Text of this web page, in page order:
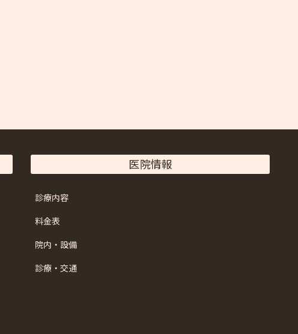
医院情報
診療内容
料金表
院内・設備
診療・交通